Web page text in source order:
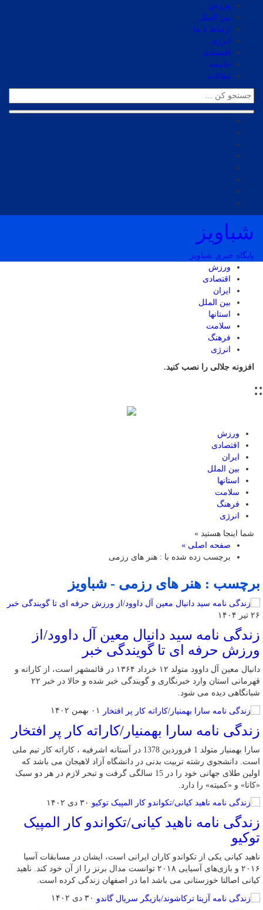
ورزش
بین الملل
ارتباط با ما
انرژی
اقتصادی
جامعه
مقالات
شباویز
پایگاه خبری شباویز
ورزش
اقتصادی
ایران
بین الملل
استانها
سلامت
فرهنگ
انرژی
افزونه جلالی را نصب کنید.
::
ورزش
اقتصادی
ایران
بین الملل
استانها
سلامت
فرهنگ
انرژی
شما اینجا هستید »
صفحه اصلی »
برچسب زده شده با : هنر های رزمی
برچسب : هنر های رزمی - شباویز
۲۶ تیر ۱۴۰۴
زندگی نامه سید دانیال معین آل داوود/از
ورزش حرفه ای تا گویندگی خبر
دانیال معین آل داوود متولد ۱۲ خرداد ۱۳۶۴ در قائمشهر است، از کاراته و
قهرمانی استان وارد خبرنگاری و گویندگی خبر شده و حالا در خبر ۲۲
شبانگاهی دیده می شود.
۰۱ بهمن ۱۴۰۲
زندگی نامه سارا بهمنیار/کاراته کار پر افتخار
سارا بهمنیار متولد 1 فروردین 1378 در آستانه اشرفیه ، کاراته کار تیم ملی
است. دانشجوی رشته تربیت بدنی در دانشگاه آزاد لاهیجان می باشد که
اولین طلای جهانی خود را در 15 سالگی گرفت و تبحر لازم در هر دو سبک
«کاتا» و «کمیته» را دارد.
۳۰ دی ۱۴۰۲
زندگی نامه ناهید کیانی/تکواندو کار المپیک
توکیو
ناهید کیانی یکی از تکواندو کاران ایرانی است، ایشان در مسابقات آسیا
۲۰۱۶ و بازی‌های آسیایی ۲۰۱۸ توانست مدال برنز را از آن خود کند. ناهید
کیانی اصالتا خوزستانی می باشد اما در اصفهان زندگی کرده است.
۳۰ دی ۱۴۰۲